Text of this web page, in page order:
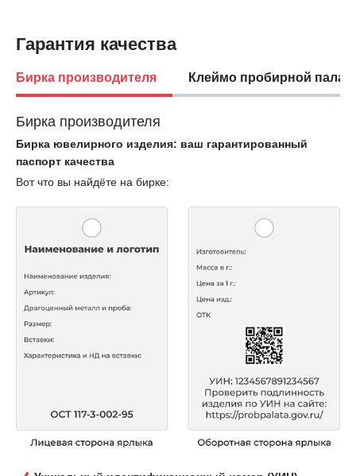
Гарантия качества
Бирка производителя Клеймо пробирной
Бирка производителя
Бирка ювелирного изделия: ваш гарантированный
паспорт качества
Вот что вы найдёте на бирке: